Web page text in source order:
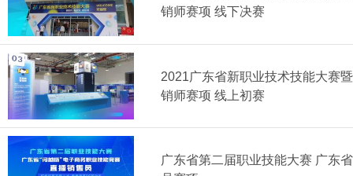
销师赛项 线下决赛
2021广东省新职业技术技能大赛
销师赛项 线上初赛
广东省第二届职业技能大赛 广东